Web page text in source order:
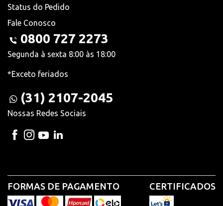
Status do Pedido
Fale Conosco
0800 727 2273
Segunda à sexta 8:00 às 18:00
*Exceto feriados
(31) 2107-2045
Nossas Redes Sociais
FORMAS DE PAGAMENTO CERTIFICADOS